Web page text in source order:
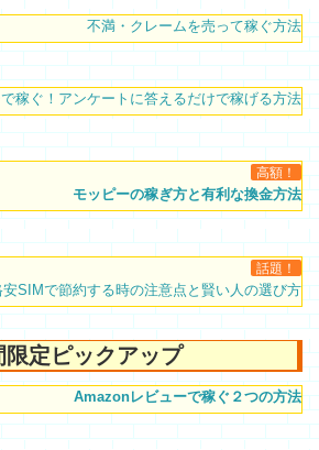
不満・クレームを売って稼ぐ方法
稼ぐ！アンケートに答えるだけで稼げる方法
高額！
モッピーの稼ぎ方と有利な換金方法
話題！
安SIMで節約する時の注意点と賢い人の選び方
限定ピックアップ
Amazonレビューで稼ぐ２つの方法